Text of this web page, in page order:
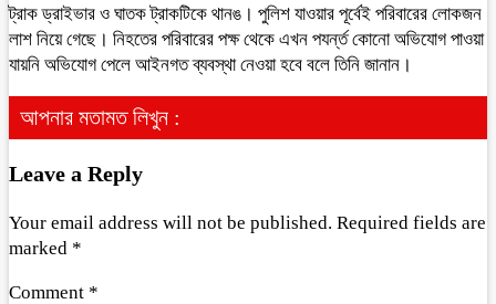
ট্রাক ড্রাইভার ও ঘাতক ট্রাকটিকে থানঙ। পুলিশ যাওয়ার পূর্বেই পরিবারের লোকজন
লাশ নিয়ে গেছে। নিহতের পরিবারের পক্ষ থেকে এখন পযর্ন্ত কোনো অভিযোগ পাওয়া
যায়নি অভিযোগ পেলে আইনগত ব্যবস্থা নেওয়া হবে বলে তিনি জানান।
আপনার মতামত লিখুন :
Leave a Reply
Your email address will not be published. Required fields are
marked *
Comment *